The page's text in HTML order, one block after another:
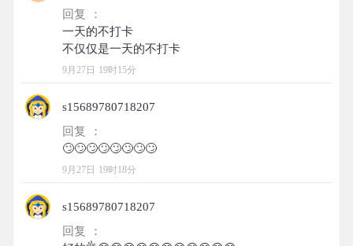
回复 ：
一天的不打卡
9月27日 19时15分
s15689780718207
回复 ：
9月27日 19时18分
s15689780718207
回复 ：